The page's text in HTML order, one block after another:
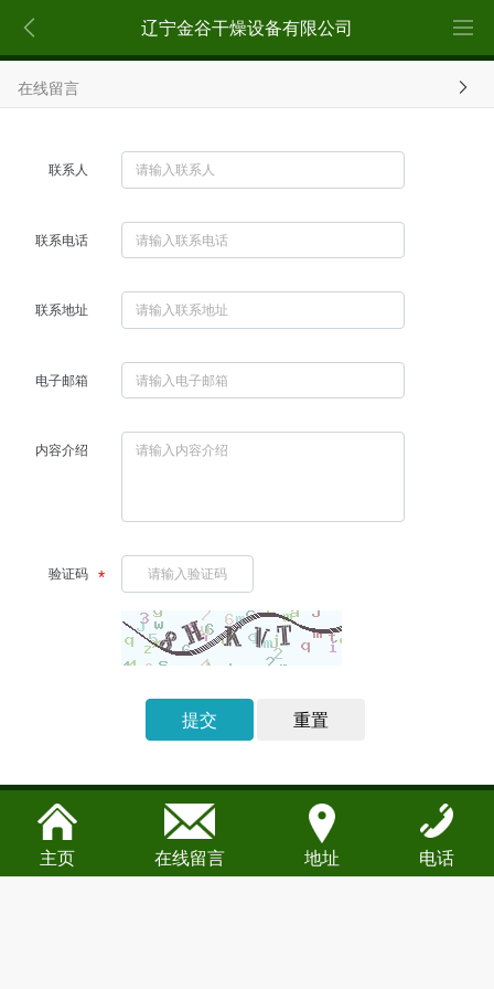
辽宁金谷干燥设备有限公司
在线留言
联系人
联系电话
联系地址
电子邮箱
内容介绍
验证码
提交 重置
主页 在线留言 地址 电话